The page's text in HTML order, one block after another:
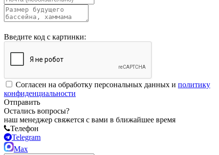
Введите код с картинки:
Согласен на обработку персональных данных и политику
конфиденциальности
Отправить
Остались вопросы?
наш менеджер свяжется с вами в ближайшее время
Телефон
Telegram
Max